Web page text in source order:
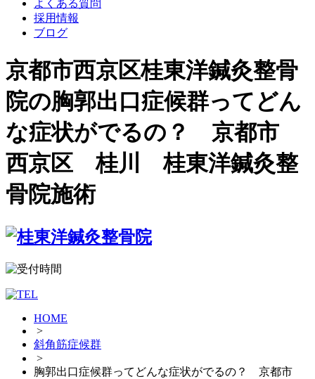
よくある質問
採用情報
ブログ
京都市西京区桂東洋鍼灸整骨
院の胸郭出口症候群ってどん
な症状がでるの？ 京都市
西京区 桂川 桂東洋鍼灸整
骨院施術
HOME
>
斜角筋症候群
>
胸郭出口症候群ってどんな症状がでるの？ 京都市